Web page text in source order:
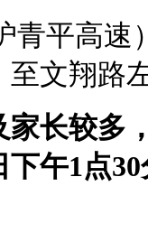
青平高
文翔路
家长较多
下午1点30